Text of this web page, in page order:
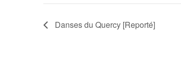
Danses du Quercy [Reporté]